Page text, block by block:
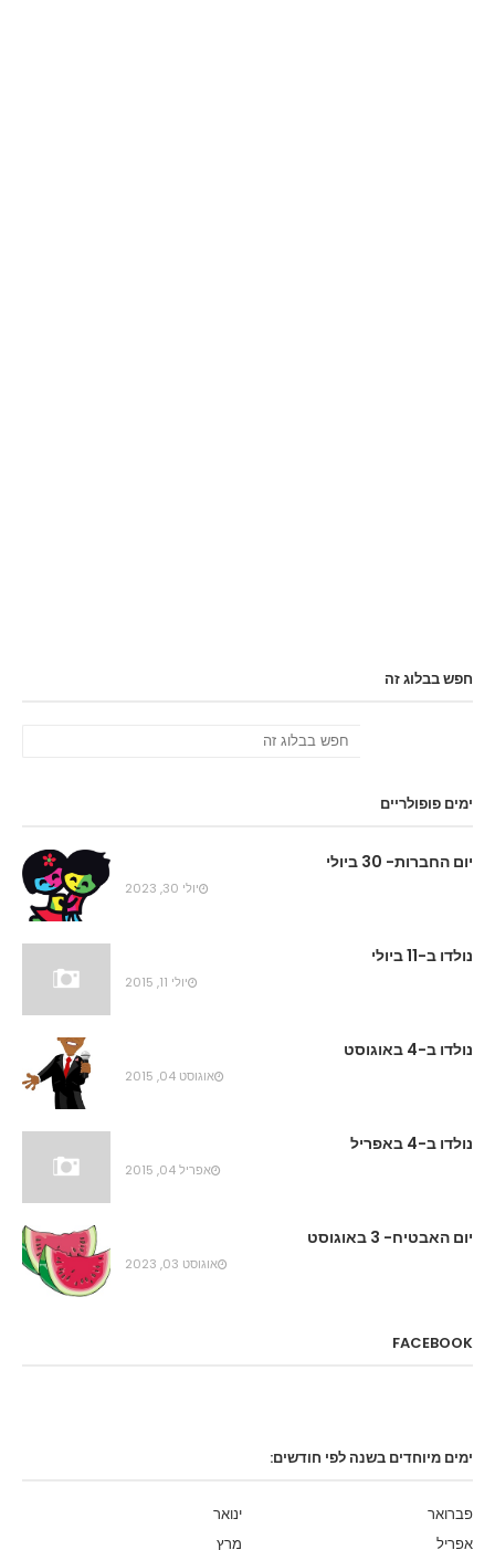
חפש בבלוג זה
ימים פופולריים
יום החברות- 30 ביולי
יולי 30, 2023
נולדו ב-11 ביולי
יולי 11, 2015
נולדו ב-4 באוגוסט
אוגוסט 04, 2015
נולדו ב-4 באפריל
אפריל 04, 2015
יום האבטיח- 3 באוגוסט
אוגוסט 03, 2023
FACEBOOK
ימים מיוחדים בשנה לפי חודשים:
ינואר
פברואר
מרץ
אפריל